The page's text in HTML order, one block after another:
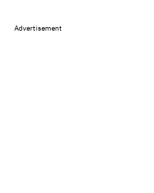
Advertisement